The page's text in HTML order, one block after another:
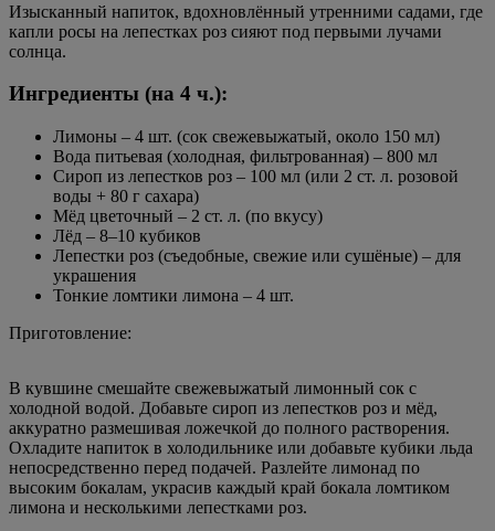
Изысканный напиток, вдохновлённый утренними садами, где
капли росы на лепестках роз сияют под первыми лучами
солнца.
Ингредиенты (на 4 ч.):
Лимоны – 4 шт. (сок свежевыжатый, около 150 мл)
Вода питьевая (холодная, фильтрованная) – 800 мл
Сироп из лепестков роз – 100 мл (или 2 ст. л. розовой
воды + 80 г сахара)
Мёд цветочный – 2 ст. л. (по вкусу)
Лёд – 8–10 кубиков
Лепестки роз (съедобные, свежие или сушёные) – для
украшения
Тонкие ломтики лимона – 4 шт.
Приготовление:
В кувшине смешайте свежевыжатый лимонный сок с
холодной водой. Добавьте сироп из лепестков роз и мёд,
аккуратно размешивая ложечкой до полного растворения.
Охладите напиток в холодильнике или добавьте кубики льда
непосредственно перед подачей. Разлейте лимонад по
высоким бокалам, украсив каждый край бокала ломтиком
лимона и несколькими лепестками роз.